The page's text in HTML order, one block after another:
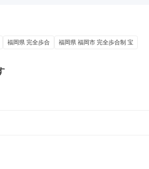
福岡県 完全歩合 福岡県 福岡市 完全歩合制 宝